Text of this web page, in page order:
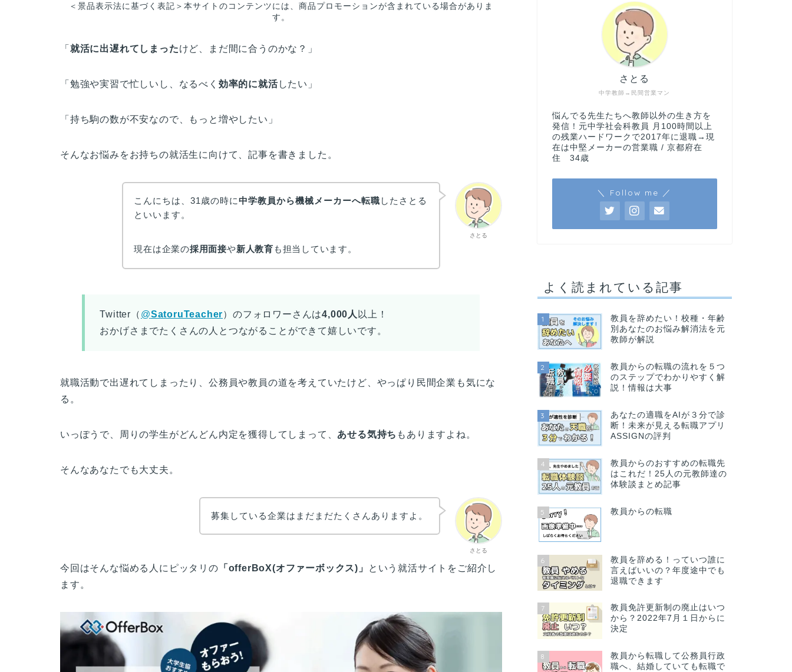
＜景品表示法に基づく表記＞本サイトのコンテンツには、商品プロモーションが含まれている場合がありま
す。
「 就活に出遅れてしまったけど、まだ間に合うのかな？」
「勉強や実習で忙しいし、なるべく 効率的に就活したい」
「持ち駒の数が不安なので、もっと増やしたい」
そんなお悩みをお持ちの就活生に向けて、記事を書きました。
さとる
こんにちは、31歳の時に中学教員から機械メーカーへ転職 したさとる
といいます。
現在は企業の採用面接や新人教育 も担当しています。
Twitter（ @SatoruTeacher）のフォロワーさんは4,000人 以上！
おかげさまでたくさんの人とつながることができて嬉しいです。
就職活動で出遅れてしまったり、公務員や教員の道を考えていたけど、やっぱり民間企業も気にな
る。
いっぽうで、周りの学生がどんどん内定を獲得してしまって、 あせる気持ち もありますよね。
そんなあなたでも大丈夫。
さとる
募集している企業はまだまだたくさんありますよ。
今回はそんな悩める人にピッタリの 「offerBoX(オファーボックス) 」
という就活サイトをご紹介し
ます。
中学教師→民間営業マン
さとる
悩んでる先生たちへ教師以外の生き方を
発信！元中学社会科教員 月100時間以上
の残業ハードワークで2017年に退職→現
在は中堅メーカーの営業職 / 京都府在
住 34歳
＼ Follow me ／
よく読まれている記事
1
教員を辞めたい！校種・年齢
別あなたのお悩み解消法を元
教師が解説
2
教員からの転職の流れを５つ
のステップでわかりやすく解
説！情報は大事
3
あなたの適職をAIが３分で診
断！未来が見える転職アプリ
ASSIGNの評判
4
教員からのおすすめの転職先
はこれだ！25人の元教師達の
体験談まとめ記事
5 教員からの転職
6
教員を辞める！っていつ誰に
言えばいいの？年度途中でも
退職できます
7
教員免許更新制の廃止はいつ
から？2022年7月１日からに
決定
8
教員から転職して公務員行政
職へ、結婚していても転職で